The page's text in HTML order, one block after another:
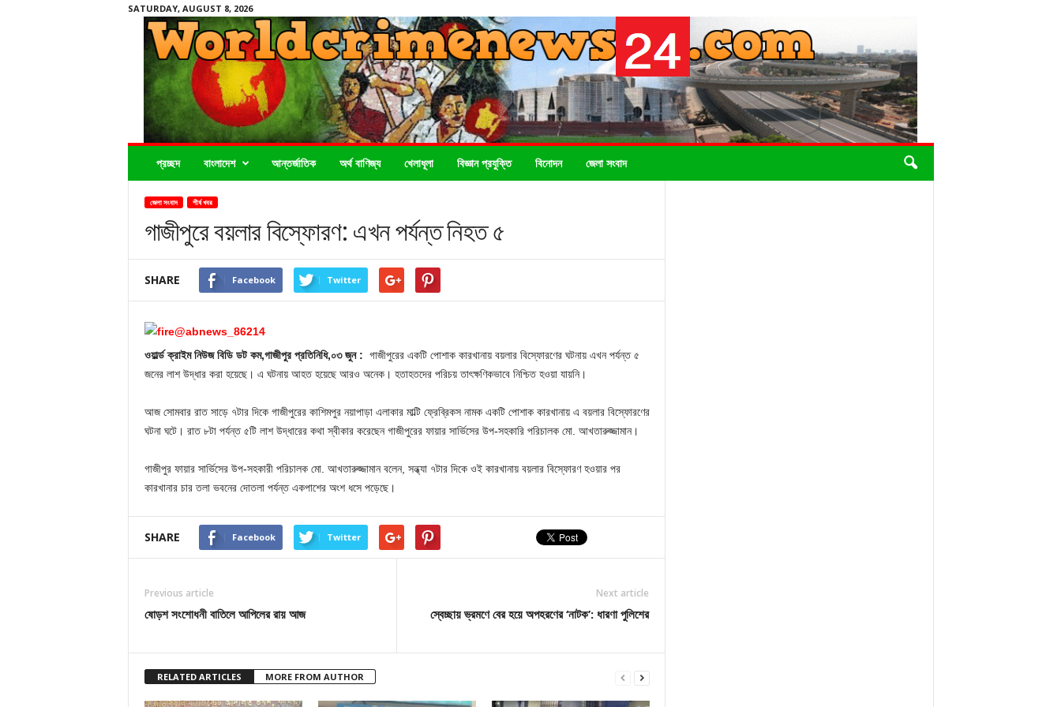
SATURDAY, AUGUST 8, 2026
প্রচ্ছদ বাংলাদেশ আন্তর্জাতিক অর্থ বাণিজ্য খেলাধূলা বিজ্ঞান প্রযুক্তি বিনোদন জেলা সংবাদ
জেলা সংবাদ শীর্ষ খবর
গাজীপুরে বয়লার বিস্ফোরণ: এখন পর্যন্ত নিহত ৫
SHARE Facebook Twitter
ওয়ার্ল্ড ক্রাইম নিউজ বিডি ডট কম,গাজীপুর প্রতিনিধি,০৩ জুন : গাজীপুরের একটি পোশাক কারখানায় বয়লার বিস্ফোরণের ঘটনায় এখন পর্যন্ত ৫
জনের লাশ উদ্ধার করা হয়েছে। এ ঘটনায় আহত হয়েছে আরও অনেক। হতাহতদের পরিচয় তাৎক্ষণিকভাবে নিশ্চিত হওয়া যায়নি।
আজ সোমবার রাত সাড়ে ৭টার দিকে গাজীপুরের কা‌শিমপুর নয়াপাড়া এলাকার মা‌ল্টি ফ্রে‌ব্রিকস নামক এক‌টি পোশাক কারখানায় এ বয়লার বিস্ফোরণের
ঘটনা ঘটে। রাত ৮টা পর্যন্ত ৫টি লাশ উদ্ধারের কথা স্বীকার করেছেন গাজীপুরের ফায়ার সার্ভিসের উপ-সহকারি পরিচালক মো. আখতারুজ্জামান।
গাজীপুর ফায়ার সার্ভিসের উপ-সহকারী পরিচালক মো. আখতারুজ্জামান বলেন, সন্ধ্যা ৭টার দিকে ওই কারখানায় বয়লার বিস্ফোরণ হওয়ার পর
কারখানার চার তলা ভবনের দোতলা পর্যন্ত একপাশের অংশ ধসে পড়েছে।
SHARE Facebook Twitter
Previous article
ষোড়শ সংশোধনী বাতিলে আপিলের রায় আজ
Next article
স্বেচ্ছায় ভ্রমণে বের হয়ে অপহরণের ‘নাটক’: ধারণা পুলিশের
RELATED ARTICLES MORE FROM AUTHOR